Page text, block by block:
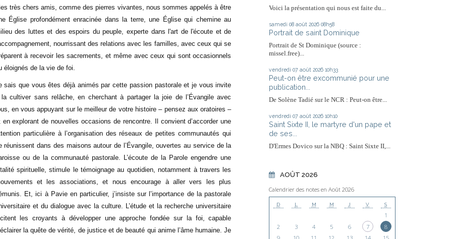
très chers amis, comme des pierres vivantes, nous sommes appelés à être
Église profondément enracinée dans la terre, une Église qui chemine au
des luttes et des espoirs du peuple, experte dans l'art de l'écoute et de
nourrissant des relations avec les familles, avec ceux qui se
à recevoir les sacrements, et même avec ceux qui sont occasionnels
éloignés de la vie de foi.
sais que vous êtes déjà animés par cette passion pastorale et je vous invite
cultiver sans relâche, en cherchant à partager la joie de l’Évangile avec
en vous appuyant sur le meilleur de votre histoire – pensez aux oratoires –
en explorant de nouvelles occasions de rencontre. Il convient d’accorder une
particulière à l’organisation des réseaux de petites communautés qui
réunissent dans des maisons autour de l’Évangile, ouvertes au service de la
ou de la communauté pastorale. L’écoute de la Parole engendre une
spirituelle, stimule le témoignage au quotidien, notamment à travers les
et les associations, et nous encourage à aller vers les plus
Et, ici à Pavie en particulier, j’insiste sur l’importance de la pastorale
et du dialogue avec la culture. L’étude et la recherche universitaire
les croyants à développer une approche fondée sur la foi, capable
la quête de vérité, de justice et de beauté qui anime l’âme humaine. Je
Voici la présentation qui nous est faite du...
samedi 08 août 2026 08h58
Portrait de saint Dominique
Portrait de St Dominique (source :
missel.free)...
vendredi 07 août 2026 10h33
Peut-on être excommunié pour une
publication...
De Solène Tadié sur le NCR : Peut-on être...
vendredi 07 août 2026 10h10
Saint Sixte II, le martyre d'un pape et
de ses...
D'Ermes Dovico sur la NBQ : Saint Sixte II,...
AOÛT 2026
Calendrier des notes en Août 2026
D L M M J V S
1
2
3 4 5 6 7
8